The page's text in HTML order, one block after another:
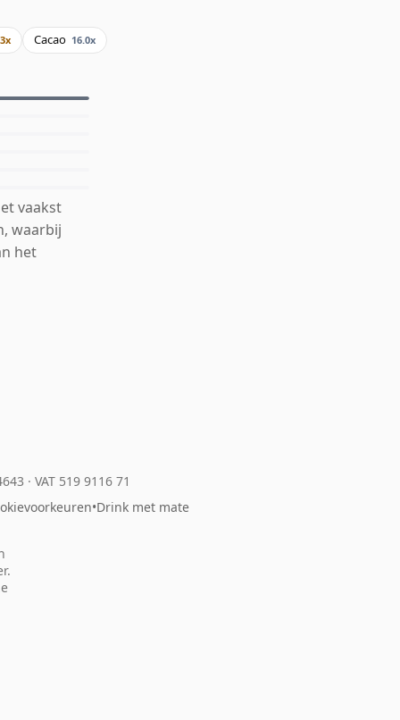
Cacao 16.0x
vaakst
waarbij
het
· VAT 519 9116 71
•Drink met mate